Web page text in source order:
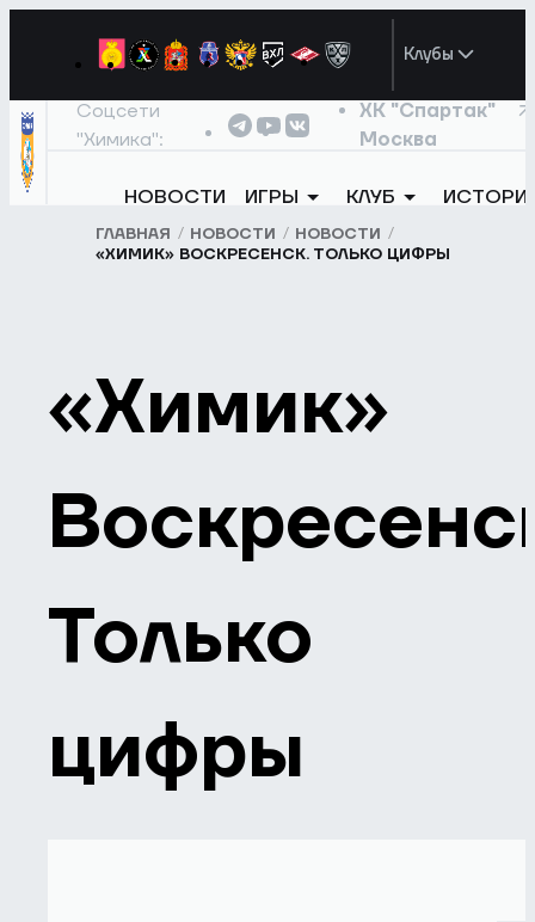
Клубы
Соцсети
"Химика":
ХК "Спартак"
Москва
НОВОСТИ ИГРЫ КЛУБ
ГЛАВНАЯ НОВОСТИ
НОВОСТИ
«ХИМИК» ВОСКРЕСЕНСК. ТОЛЬКО ЦИФРЫ
«Химик»
Только
цифры